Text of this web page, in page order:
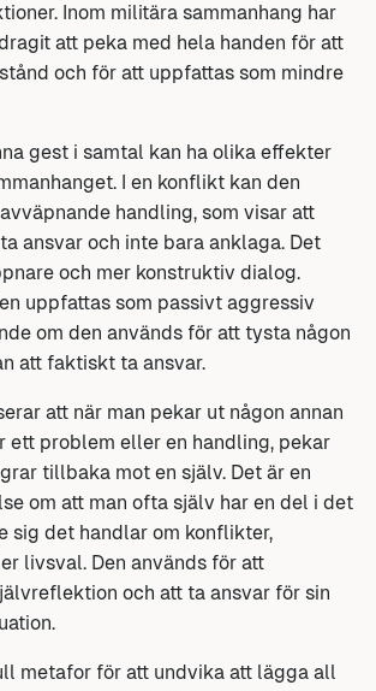
Inom militära sammanhang har
att peka med hela handen för att
och för att uppfattas som mindre
gest i samtal kan ha olika effekter
I en konflikt kan den
handling, som visar att
ansvar och inte bara anklaga. Det
och mer konstruktiv dialog.
uppfattas som passivt aggressiv
om den används för att tysta någon
att faktiskt ta ansvar.
att när man pekar ut någon annan
ett problem eller en handling, pekar
tillbaka mot en själv. Det är en
om att man ofta själv har en del i det
sig det handlar om konflikter,
livsval. Den används för att
och att ta ansvar för sin
metafor för att undvika att lägga all